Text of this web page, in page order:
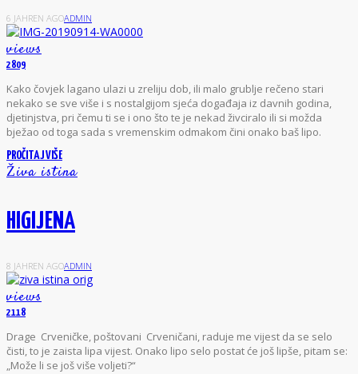
6 JAHREN AGOADMIN
views
2809
Kako čovjek lagano ulazi u zreliju dob, ili malo grublje rečeno stari
nekako se sve više i s nostalgijom sjeća događaja iz davnih godina,
djetinjstva, pri čemu ti se i ono što te je nekad živciralo ili si možda
bježao od toga sada s vremenskim odmakom čini onako baš lipo.
PROČITAJ VIŠE
Živa istina
HIGIJENA
8 JAHREN AGOADMIN
views
2118
Drage Crveničke, poštovani Crveničani, raduje me vijest da se selo
čisti, to je zaista lipa vijest. Onako lipo selo postat će još lipše, pitam se:
„Može li se još više voljeti?“